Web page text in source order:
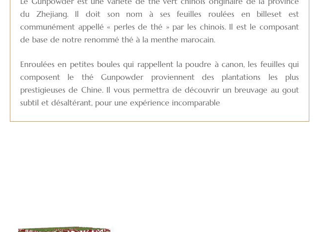
du Zhejiang. Il doit son nom à ses feuilles roulées en billeset est
communément appellé « perles de thé » par les chinois. Il est le composant
de base de notre renommé thé à la menthe marocain.
Enroulées en petites boules qui rappellent la poudre à canon, les feuilles qui
composent le thé Gunpowder proviennent des plantations les plus
prestigieuses de Chine. Il vous permettra de découvrir un breuvage au gout
subtil et désaltérant, pour une expérience incomparable